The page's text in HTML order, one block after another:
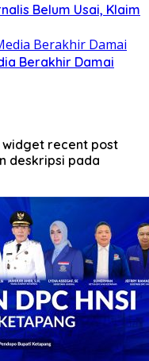
Belum Usai, Klaim
Berakhir Damai
widget recent post
deskripsi pada